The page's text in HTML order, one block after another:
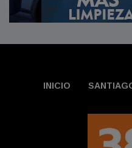
INICIO